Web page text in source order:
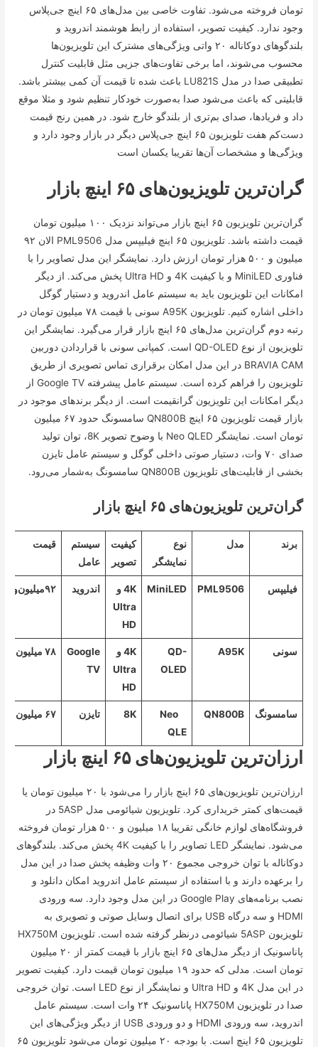
تومان فروخته می‌شود. تفاوت خاصی بین مدل‌های ۶۵ اینچ جی‌پلاس
وجود ندارد. کیفیت تصویر، استفاده از رابط هوشمند اندروید و
بلندگو‌های دوکاناله ۲۰ واتی ویژگی‌های مشترک این تلویزیون‌ها
محسوب می‌شوند، اما برخی تفاوت‌های جزیی مثل قابلیت کنترل
تطبیقی صدا در مدل LU821S باعث شده تا قیمت آن کمی بیشتر باشد.
قابلیتی که باعث می‌شود صدا به‌صورت خودکار تنظیم شود و مثلا موقع
داد و فریاد‌ها، صدای بم‌تری از بلندگو خارج شود. در همین رنج قیمت
دست‌کم هفت تلویزیون ۶۵ اینچ جی‌پلاس دیگر در بازار وجود دارد و
ویژگی‌ها و مشخصات آن‌ها تقریبا یکسان است
گران‌ترین تلویزیون‌های ۶۵ اینچ بازار
گران‌ترین تلویزیون ۶۵ اینچ بازار می‌تواند نزدیک ۱۰۰ میلیون تومان
قیمت داشته باشد. تلویزیون ۶۵ اینچ فیلیپس مدل PML9506 الان ۹۲
میلیون و ۵۰۰ هزار تومان ارزش دارد. نمایشگر این مدل تصاویر را با
فناوری MiniLED و با کیفیت 4K و Ultra HD پخش می‌کند. از دیگر
امکانات این تلویزیون باید به سیستم عامل اندروید و دستیار گوگل
داخلی اشاره کنیم. تلویزیون A95K سونی با قیمت ۷۸ میلیون تومان در
رتبه دوم گران‌ترین مدل‌های ۶۵ اینچ بازار قرار می‌گیرد. نمایشگر این
تلویزیون از نوع QD-OLED است. کمپانی سونی با قراردادن دوربین
BRAVIA CAM در این مدل امکان برقراری تماس تصویری از طریق
تلویزیون را فراهم کرده است. سیستم عامل پیشرفته Google TV از
دیگر امکانات این تلویزیون گرانقیمت است. از دیگر برند‌های موجود در
بازار قیمت تلویزیون ۶۵ اینچ QN800B سامسونگ حدود ۶۷ میلیون
تومان است. نمایشگر Neo QLED با وضوح تصویر 8K، توان تولید
صدای ۷۰ وات، دستیار صوتی داخلی گوگل و سیستم عامل تایزن
بخشی از قابلیت‌های تلویزیون QN800B سامسونگ به‌شمار می‌رود.
گران‌ترین تلویزیون‌های ۶۵ اینچ بازار
برند مدل
نوع
نمایشگر
کیفیت
تصویر
سیستم
عامل
قیمت
فیلیپس PML9506
MiniLED
4K و
Ultra
HD
اندروید ۹۲‌میلیون‌و۵۰۰هزارتومان
سونی A95K
QD-
OLED
4K و
Ultra
HD
Google
TV
۷۸ میلیون تومان
سامسونگ QN800B
Neo
QLE
8K تایزن ۶۷ میلیون تومان
ارزان‌ترین تلویزیون‌های ۶۵ اینچ بازار
ارزان‌ترین تلویزیون‌های ۶۵ اینچ بازار را می‌شود با ۲۰ میلیون تومان یا
قیمت‌های کمتر خریداری کرد. تلویزیون شیائومی مدل 5ASP در
فروشگاه‌های لوازم خانگی تقریبا ۱۸ میلیون و ۵۰۰ هزار تومان فروخته
می‌شود. نمایشگر LED تصاویر را با کیفیت 4K پخش می‌کند. بلندگو‌های
دوکاناله با توان خروجی مجموع ۲۰ وات وظیفه پخش صدا در این مدل
را برعهده دارند و با استفاده از سیستم عامل اندروید امکان دانلود و
نصب برنامه‌های Google Play در این مدل وجود دارد. سه ورودی
HDMI و سه درگاه USB برای اتصال وسایل صوتی و تصویری به
تلویزیون 5ASP شیائومی درنظر گرفته شده است. تلویزیون HX750M
پاناسونیک از دیگر مدل‌های ۶۵ اینچ بازار با قیمت کمتر از ۲۰ میلیون
تومان است. مدلی که حدود ۱۹ میلیون تومان قیمت دارد. کیفیت تصویر
در این مدل 4K و Ultra HD و نمایشگر از نوع LED است. توان خروجی
صدا در تلویزیون HX750M پاناسونیک ۲۴ وات است. سیستم عامل
اندروید، سه ورودی HDMI و دو ورودی USB از دیگر ویژگی‌های این
تلویزیون ۶۵ اینچ است. با بودجه ۲۰ میلیون تومان می‌شود تلویزیون ۶۵